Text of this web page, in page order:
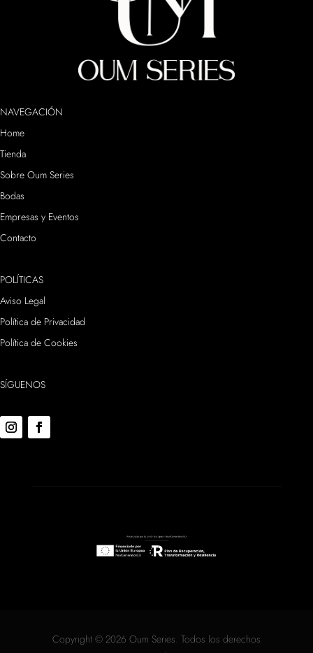
NAVEGACIÓN
Home
Tienda
Sobre Oum Series
Bodas
Empresas y Eventos
Contacto
POLÍTICAS
Aviso Legal
Política de Privacidad
Política de Cookies
SÍGUENOS
Copyright © 2026 Oum Series. Todos los derechos